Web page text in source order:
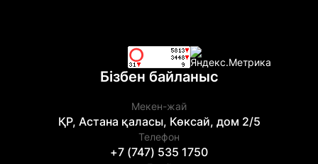
Бізбен байланыс
Мекен-жай
ҚР, Астана қаласы, Көксай, дом 2/5
Телефон
+7 (747) 535 1750